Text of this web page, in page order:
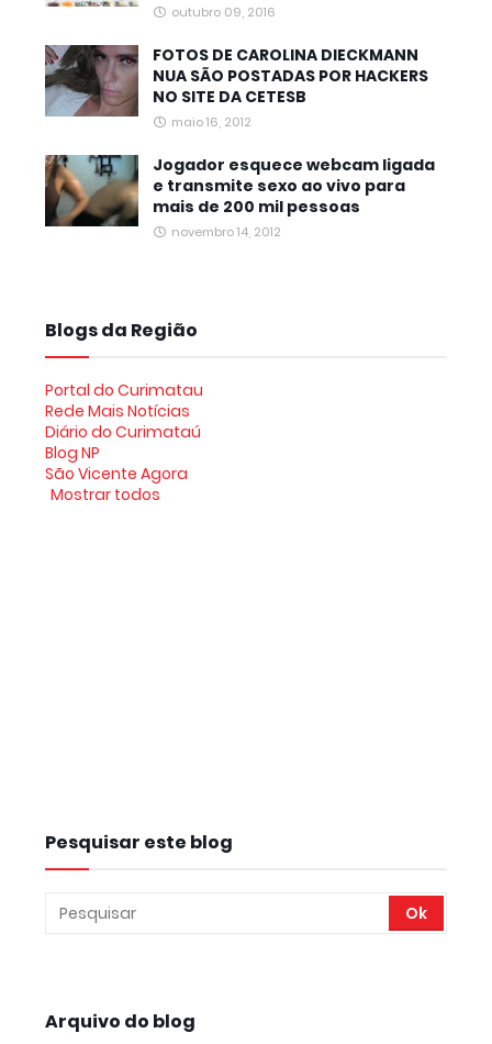
outubro 09, 2016
FOTOS DE CAROLINA DIECKMANN
NUA SÃO POSTADAS POR HACKERS
NO SITE DA CETESB
maio 16, 2012
Jogador esquece webcam ligada
e transmite sexo ao vivo para
mais de 200 mil pessoas
novembro 14, 2012
Blogs da Região
Portal do Curimatau
Rede Mais Notícias
Diário do Curimataú
Blog NP
São Vicente Agora
Mostrar todos
Pesquisar este blog
Arquivo do blog